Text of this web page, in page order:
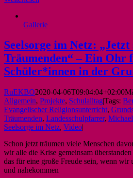
Gallerie
Seelsorge im Netz:
Träumenden“ – Ein Ohr
Schüler*innen in der
RuEKBO2020-04-06T09:04:04+02:00
Allgemein, Projekte, Schulalltag|Tags:
Evangelischer Religionsunterricht,
Träumenden, Landesschulpfarrer,
Seelsorge im Netz, Video|
Schon jetzt träumen viele Menschen
wir alle die Krise gemeinsam
das für eine große Freude sein, wenn wir
und nahekommen